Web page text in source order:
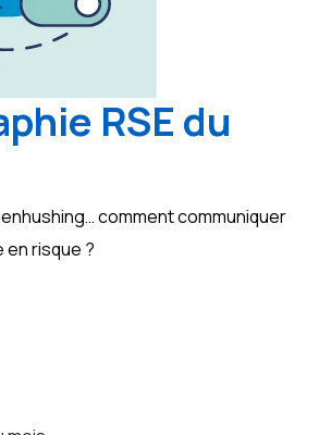
RSE du
comment communiquer
en risque ?